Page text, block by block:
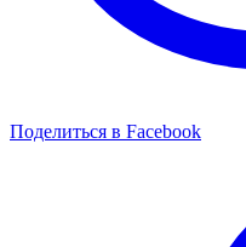
Поделиться в Facebook